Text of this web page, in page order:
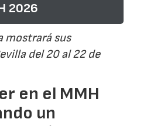
2026
mostrará sus
del 20 al 22 de
en el MMH
un